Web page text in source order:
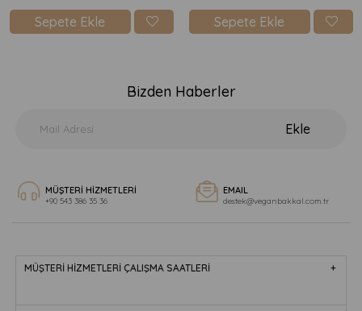
Sepete Ekle Sepete Ekle
Bizden Haberler
Ekle
MÜŞTERİ HİZMETLERİ
+90 543 386 35 36
EMAIL
destek@veganbakkal.com.tr
MÜŞTERİ HİZMETLERİ ÇALIŞMA SAATLERİ